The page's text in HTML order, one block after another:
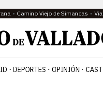
Camino Viejo de Simancas
DEPORTES OPINIÓN